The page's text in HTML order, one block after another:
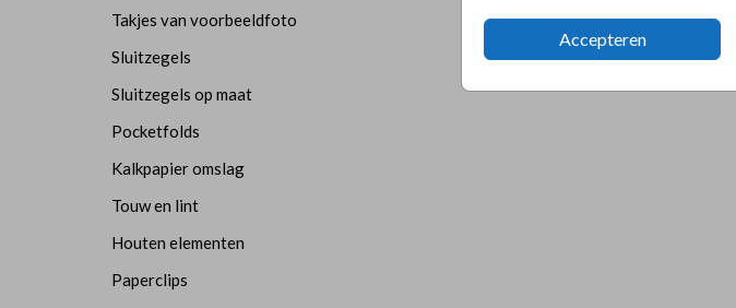
Accepteren
Takjes van voorbeeldfoto
Sluitzegels
Sluitzegels op maat
Pocketfolds
Kalkpapier omslag
Touw en lint
Houten elementen
Paperclips